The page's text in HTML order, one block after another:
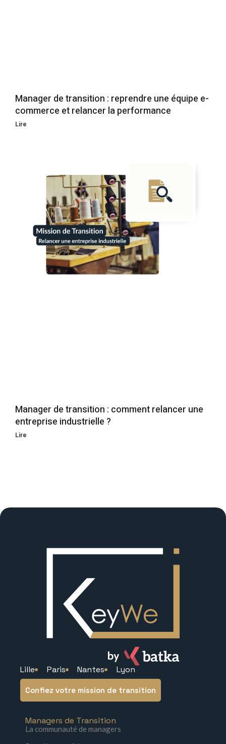
Manager de transition : reprendre une équipe e-
commerce et relancer la performance
Lire
Manager de transition : comment relancer une
entreprise industrielle ?
Lire
Lille Paris Nantes Lyon
Confiez votre mission de transition
Managers de Transition
La communauté de managers